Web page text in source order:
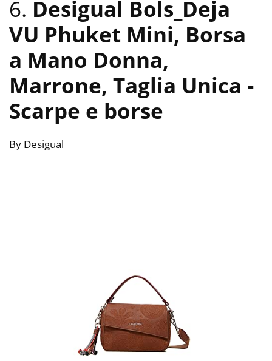
6. Desigual Bols_Deja
VU Phuket Mini, Borsa
a Mano Donna,
Marrone, Taglia Unica -
Scarpe e borse
By Desigual